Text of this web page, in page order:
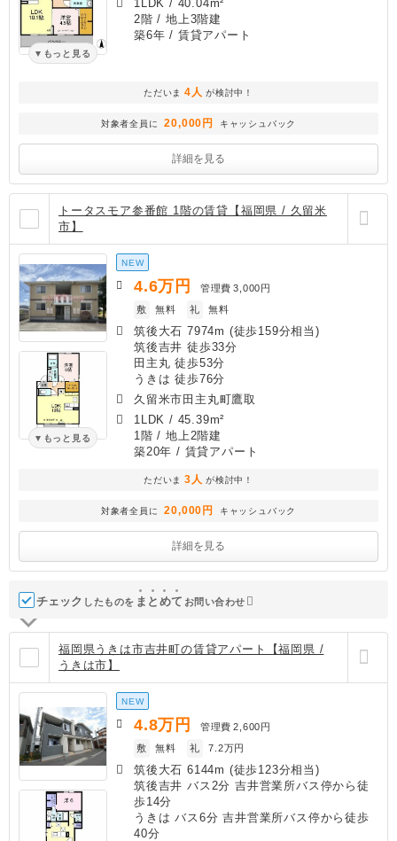
もっと見る
1LDK / 40.04m²
2階 / 地上3階建
築6年 / 賃貸アパート
ただいま 4人 が検討中！
対象者全員に 20,000円 キャッシュバック
詳細を見る
トータスモア参番館 1階の賃貸【福岡県 / 久留米
市】
もっと見る
NEW
4.6万円 管理費 3,000円
敷
無料 礼 無料
筑後大石 7974m (徒歩159分相当)
筑後吉井 徒歩33分
田主丸 徒歩53分
うきは 徒歩76分
久留米市田主丸町鷹取
1LDK / 45.39m²
1階 / 地上2階建
築20年 / 賃貸アパート
ただいま 3人 が検討中！
対象者全員に 20,000円 キャッシュバック
詳細を見る
チェック したものを ま と めて お問い合わせ
福岡県うきは市吉井町の賃貸アパート【福岡県 /
うきは市】
NEW
4.8万円 管理費 2,600円
敷
無料 礼 7.2万円
筑後大石 6144m (徒歩123分相当)
筑後吉井 バス2分 吉井営業所バス停から徒
歩14分
うきは バス6分 吉井営業所バス停から徒歩
40分